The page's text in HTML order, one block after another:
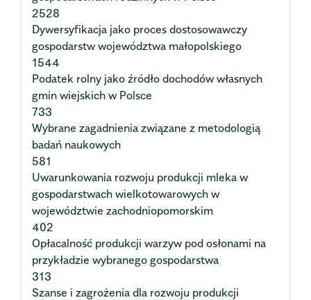
2528
Dywersyfikacja jako proces dostosowawczy
gospodarstw województwa małopolskiego
1544
Podatek rolny jako źródło dochodów własnych
gmin wiejskich w Polsce
733
Wybrane zagadnienia związane z metodologią
badań naukowych
581
Uwarunkowania rozwoju produkcji mleka w
gospodarstwach wielkotowarowych w
województwie zachodniopomorskim
402
Opłacalność produkcji warzyw pod osłonami na
przykładzie wybranego gospodarstwa
313
Szanse i zagrożenia dla rozwoju produkcji